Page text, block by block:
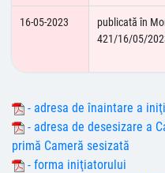
16-05-2023
publicată în
421/16/05/
- adresa de înaintare a
- adresa de desesizare a
primă Cameră sesizată
- forma iniţiatorului